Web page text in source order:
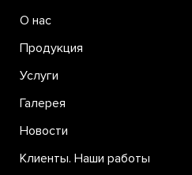
О нас
Продукция
Услуги
Галерея
Новости
Клиенты. Наши работы